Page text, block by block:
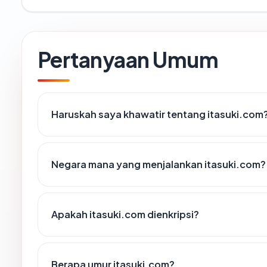
Pertanyaan Umum
Haruskah saya khawatir tentang
Negara mana yang menjalankan itasuki.com?
Apakah itasuki.com dienkripsi?
Berapa umur itasuki.com?